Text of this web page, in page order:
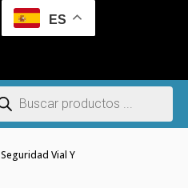
ES
Seguridad Vial Y